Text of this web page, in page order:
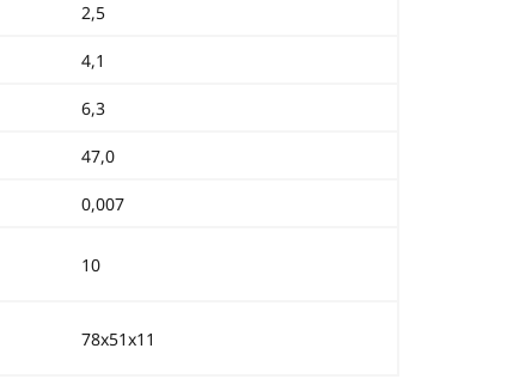
2,5
4,1
6,3
47,0
0,007
10
78х51х11